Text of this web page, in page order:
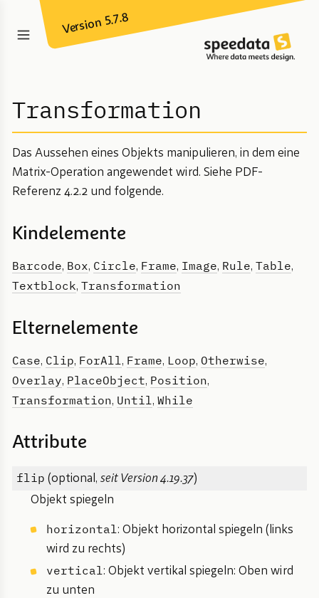
Version 5.7.8
Transformation
Das Aussehen eines Objekts manipulieren, in dem eine
Matrix-Operation angewendet wird. Siehe PDF-
Referenz 4.2.2 und folgende.
Kindelemente
Barcode, Box, Circle, Frame, Image, Rule, Table,
Textblock, Transformation
Elternelemente
Case, Clip, ForAll , Frame, Loop, Otherwise,
Overlay, PlaceObject, Position,
Transformation, Until , While
Attribute
flip (optional, seit Version 4.19.37)
Objekt spiegeln
horizontal : Objekt horizontal spiegeln (links
wird zu rechts)
vertical: Objekt vertikal spiegeln: Oben wird
zu unten